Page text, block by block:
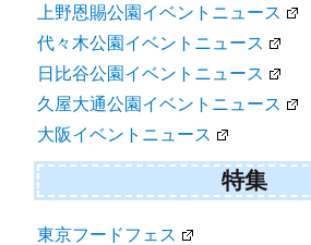
上野恩賜公園イベントニュース
代々木公園イベントニュース
日比谷公園イベントニュース
久屋大通公園イベントニュース
大阪イベントニュース
特集
東京フードフェス